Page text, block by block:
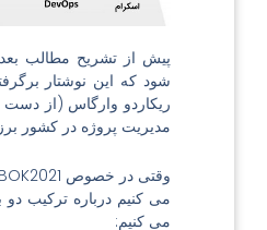
پیش از تشریح مطالب
شود که این نوشتار
ریکاردو وارگاس (از دست
مدیریت پروژه در کشور
می کنیم درباره ترکیب
می کنیم: